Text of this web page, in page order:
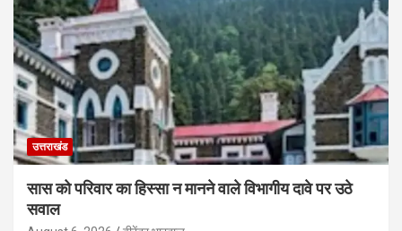
उत्तराखंड
सास को परिवार का हिस्सा न मानने वाले विभागीय दावे पर उठे
सवाल